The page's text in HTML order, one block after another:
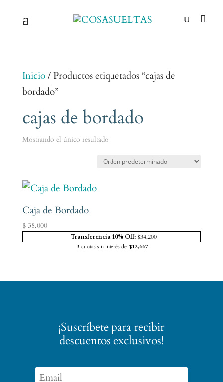
Inicio/ Productos etiquetados “cajas de
bordado”
cajas de bordado
Mostrando el único resultado
Caja de Bordado
$38.000
Transferencia 10% Off:$34,200
3 cuotas sin interés de $12,667
¡Suscríbete para recibir
descuentos exclusivos!